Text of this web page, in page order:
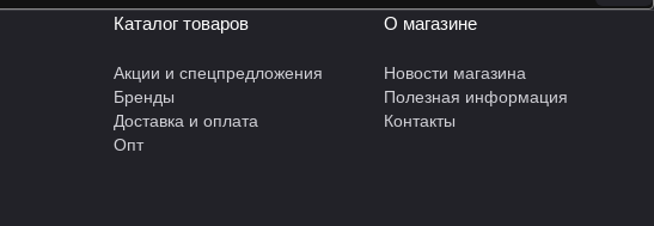
Каталог товаров
Акции и спецпредложения
Бренды
Доставка и оплата
Опт
О магазине
Новости магазина
Полезная информация
Контакты